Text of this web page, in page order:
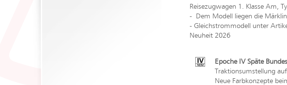
Reisezugwagen 1. Klasse Am,
- Dem Modell liegen die
- Gleichstrommodell unter
Neuheit 2026
Epoche IV Späte
Traktionsumstellung
Neue Farbkonzepte